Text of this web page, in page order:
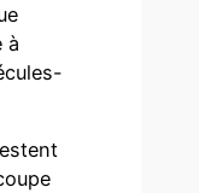
à